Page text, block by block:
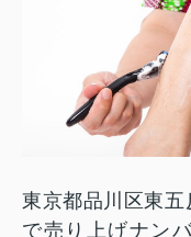
東京都品川区東
で売り上げナン